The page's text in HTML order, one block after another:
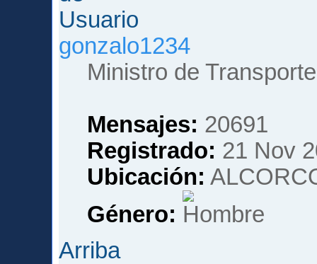
gonzalo1234
Ministro de Transporte
Mensajes: 20691
Registrado: 21 Nov
Ubicación:
Género:
Arriba